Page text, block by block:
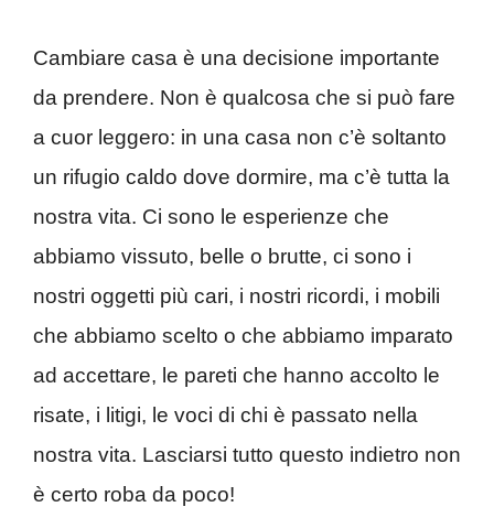
Cambiare casa è una decisione importante
da prendere. Non è qualcosa che si può fare
a cuor leggero: in una casa non c’è soltanto
un rifugio caldo dove dormire, ma c’è tutta la
nostra vita. Ci sono le esperienze che
abbiamo vissuto, belle o brutte, ci sono i
nostri oggetti più cari, i nostri ricordi, i mobili
che abbiamo scelto o che abbiamo imparato
ad accettare, le pareti che hanno accolto le
risate, i litigi, le voci di chi è passato nella
nostra vita. Lasciarsi tutto questo indietro non
è certo roba da poco!